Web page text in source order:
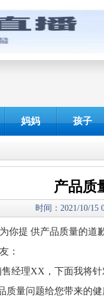
妈妈 孩子
产品质
时间：2021/10/15
你提 供产品质量的道
：
经理XX，下面我将针
质量问题给您带来的